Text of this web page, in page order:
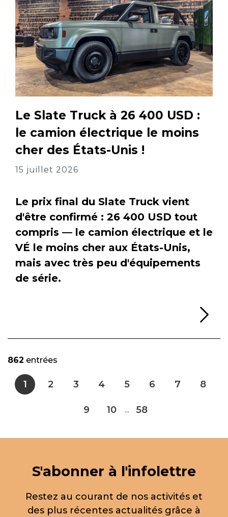
Le Slate Truck à 26 400 USD :
le camion électrique le moins
cher des États-Unis !
15 juillet 2026
Le prix final du Slate Truck vient
d'être confirmé : 26 400 USD tout
compris — le camion électrique et le
VÉ le moins cher aux États-Unis,
mais avec très peu d'équipements
de série.
862 entrées
1 2 3 4 5 6 7 8
9 10 ... 58
S'abonner à l'infolettre
Restez au courant de nos activités et
des plus récentes actualités grâce à